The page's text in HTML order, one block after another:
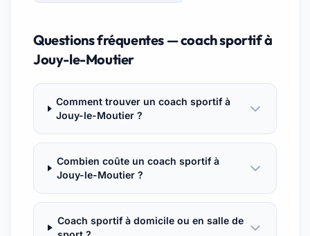
Questions fréquentes — coach sportif à
Jouy-le-Moutier
Comment trouver un coach sportif à
Jouy-le-Moutier ?
Combien coûte un coach sportif à
Jouy-le-Moutier ?
Coach sportif à domicile ou en salle de